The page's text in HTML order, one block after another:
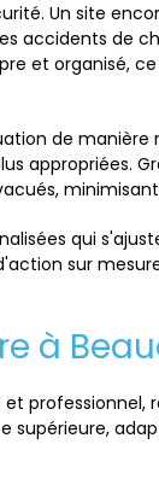
Un site
accidents de
et organisé,
de manière
appropriées.
qui
sur
à